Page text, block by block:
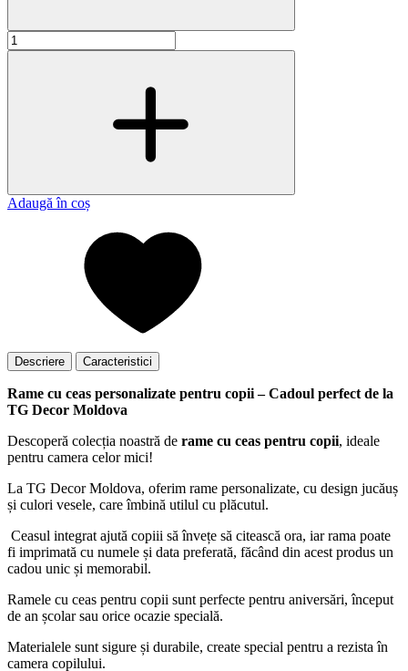
Adaugă în coș
Descriere Caracteristici
Rame cu ceas personalizate pentru copii – Cadoul perfect de la
TG Decor Moldova
Descoperă colecția noastră de rame cu ceas pentru copii, ideale
pentru camera celor mici!
La TG Decor Moldova, oferim rame personalizate, cu design jucăuș
și culori vesele, care îmbină utilul cu plăcutul.
Ceasul integrat ajută copiii să învețe să citească ora, iar rama poate
fi imprimată cu numele și data preferată, făcând din acest produs un
cadou unic și memorabil.
Ramele cu ceas pentru copii sunt perfecte pentru aniversări, început
de an școlar sau orice ocazie specială.
Materialele sunt sigure și durabile, create special pentru a rezista în
camera copilului.